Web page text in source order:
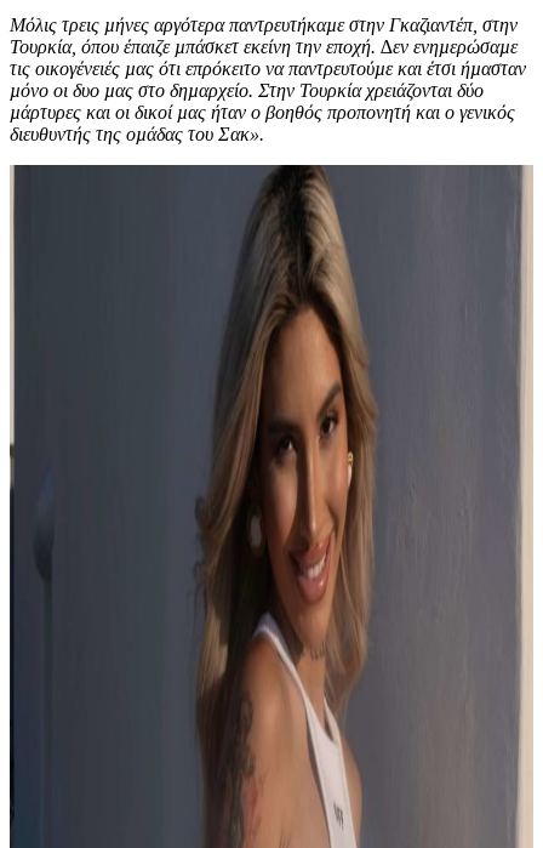
Μόλις τρεις µήνες αργότερα παντρευτήκαµε στην Γκαζιαντέπ, στην
Τουρκία, όπου έπαιζε µπάσκετ εκείνη την εποχή. ∆εν ενηµερώσαµε
τις οικογένειές µας ότι επρόκειτο να παντρευτούµε και έτσι ήµασταν
µόνο οι δυο µας στο δηµαρχείο. Στην Τουρκία χρειάζονται δύο
µάρτυρες και οι δικοί µας ήταν ο βοηθός προπονητή και ο γενικός
διευθυντής της οµάδας του Σακ».